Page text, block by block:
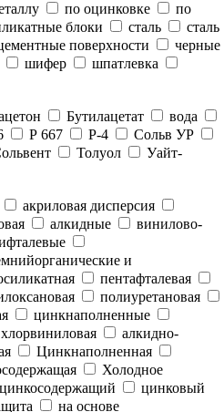
по оцинковке
по
блоки сталь
сталь
поверхности
черные
шифер
шпатлевка
Бутилацетат
вода
Р 667 Р-4
Сольв УР
Толуол
Уайт-
акриловая дисперсия
алкидные
винилово-
и
пентафталевая
полиуретановая
цинкнаполненные
хлорвиниловая
алкидно-
Цинкнаполненная
Холодное
цинкосодержащий
цинковый
на основе